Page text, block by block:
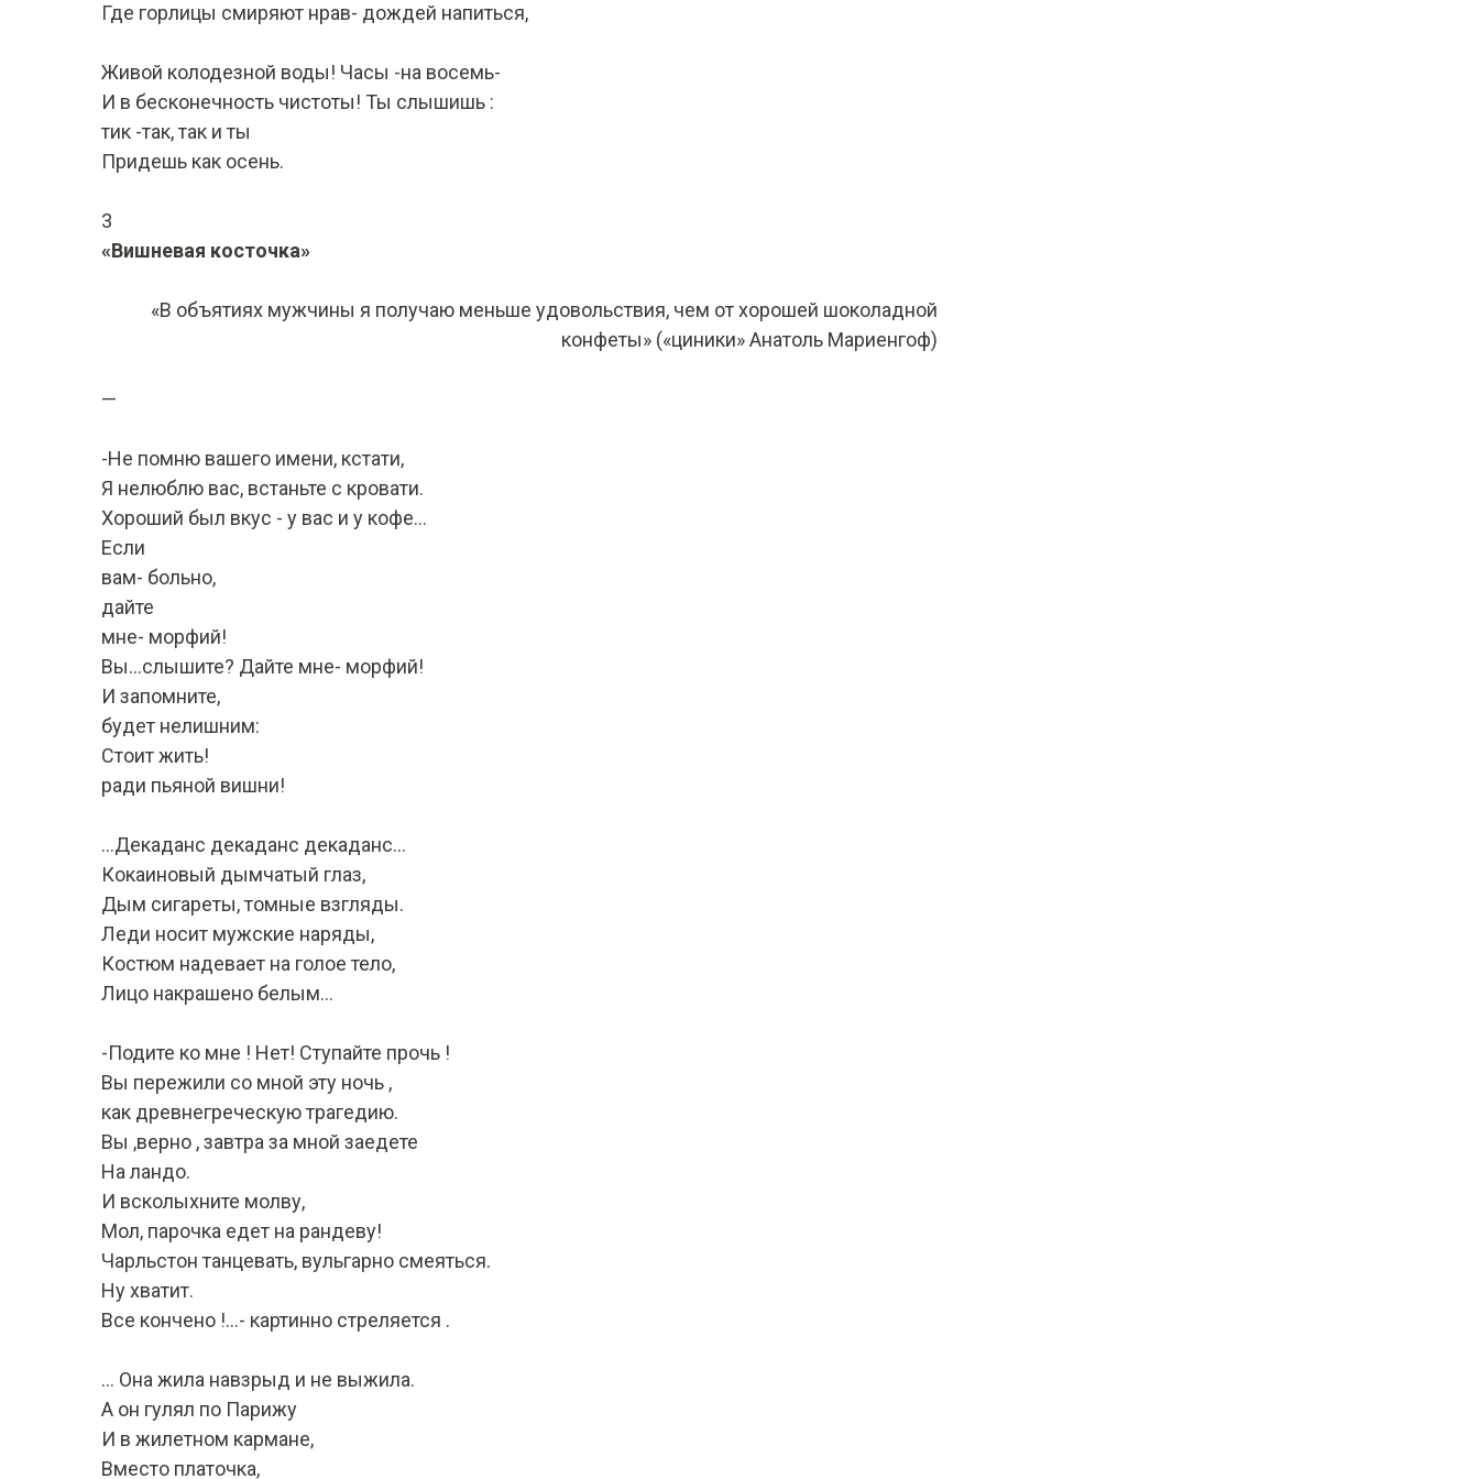
Где горлицы смиряют нрав- дождей напиться,
Живой колодезной воды! Часы -на восемь-
И в бесконечность чистоты! Ты слышишь :
тик -так, так и ты
Придешь как осень.
3
«Вишневая косточка»
«В объятиях мужчины я получаю меньше удовольствия, чем от хорошей шоколадной
конфеты» («циники» Анатоль Мариенгоф)
—
-Не помню вашего имени, кстати,
Я нелюблю вас, встаньте с кровати.
Хороший был вкус - у вас и у кофе…
Если
вам- больно,
дайте
мне- морфий!
Вы...слышите? Дайте мне- морфий!
И запомните,
будет нелишним:
Стоит жить!
ради пьяной вишни!
…Декаданс декаданс декаданс…
Кокаиновый дымчатый глаз,
Дым сигареты, томные взгляды.
Леди носит мужские наряды,
Костюм надевает на голое тело,
Лицо накрашено белым…
-Подите ко мне ! Нет! Ступайте прочь !
Вы пережили со мной эту ночь ,
как древнегреческую трагедию.
Вы ,верно , завтра за мной заедете
На ландо.
И всколыхните молву,
Мол, парочка едет на рандеву!
Чарльстон танцевать, вульгарно смеяться.
Ну хватит.
Все кончено !…- картинно стреляется .
… Она жила навзрыд и не выжила.
А он гулял по Парижу
И в жилетном кармане,
Вместо платочка,